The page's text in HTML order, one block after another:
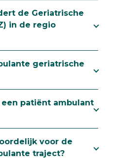
de Geriatrische
in de regio
geriatrische
een patiënt ambulant
voor de
traject?